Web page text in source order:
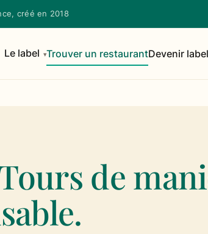
créé en 2018
Le label Trouver un restaurantDevenir
de